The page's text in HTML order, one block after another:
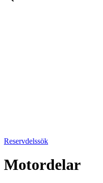
Reservdelssök
Motordelar